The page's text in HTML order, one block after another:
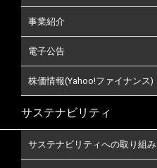
事業紹介
電子公告
株価情報(Yahoo!ファイナンス)
サステナビリティ
サステナビリティへの取り組み